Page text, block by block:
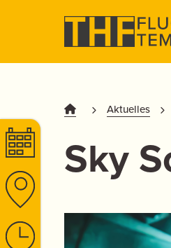
Aktuelles
Sky